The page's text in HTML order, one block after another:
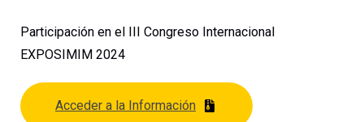
Participación en el III Congreso Internacional
EXPOSIMIM 2024
Acceder a la Información